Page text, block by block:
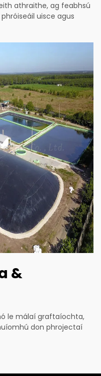
athraithe, ag feabhsú
uisce agus
&
le málaí graftaíochta,
don phrojectaí